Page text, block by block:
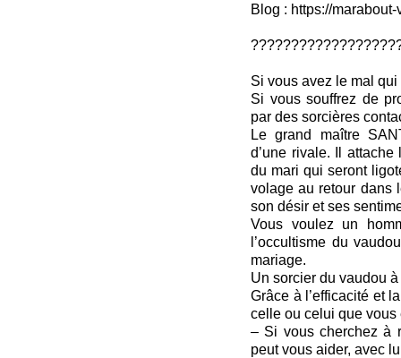
Blog : https://
Si vous avez le mal
Si vous souffrez de
par des sorcières
Le grand maître
d’une rivale. Il attache
du mari qui seront
volage au retour dans
son désir et ses
Vous voulez un
l’occultisme du
mariage.
Un sorcier du vaudou
Grâce à l’efficacité et
celle ou celui que vous
– Si vous cherchez à
peut vous aider, avec